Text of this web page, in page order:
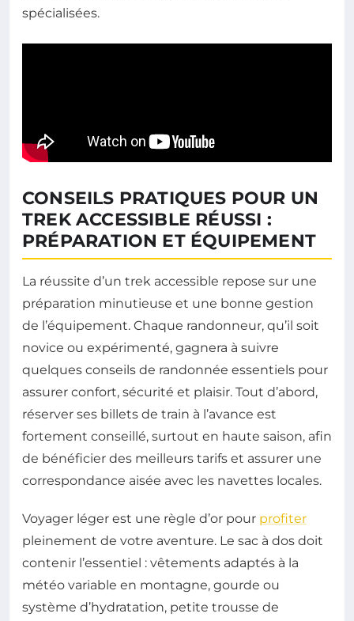
spécialisées.
CONSEILS PRATIQUES POUR UN
TREK ACCESSIBLE RÉUSSI :
PRÉPARATION ET ÉQUIPEMENT
La réussite d’un trek accessible repose sur une
préparation minutieuse et une bonne gestion
de l’équipement. Chaque randonneur, qu’il soit
novice ou expérimenté, gagnera à suivre
quelques conseils de randonnée essentiels pour
assurer confort, sécurité et plaisir. Tout d’abord,
réserver ses billets de train à l’avance est
fortement conseillé, surtout en haute saison, afin
de bénéficier des meilleurs tarifs et assurer une
correspondance aisée avec les navettes locales.
Voyager léger est une règle d’or pour profiter
pleinement de votre aventure. Le sac à dos doit
contenir l’essentiel : vêtements adaptés à la
météo variable en montagne, gourde ou
système d’hydratation, petite trousse de